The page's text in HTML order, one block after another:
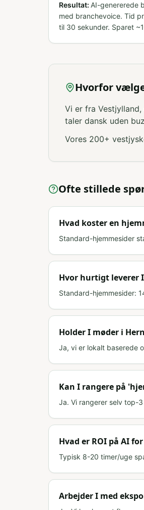
Resultat: AI-genererede
med branchevoice. Tid
til 30 sekunder. Sparet
Hvorfor
Vi er fra
taler dansk uden
Vores 200+
Ofte stillede
Hvad koster en
Standard-hjemmesider
Hvor hurtigt leverer
Standard-hjemmesider:
Holder I møder i
Ja, vi er lokalt baserede
Kan I rangere på
Ja. Vi rangerer selv top-
Hvad er ROI på AI
Typisk 8-20 timer/uge
Arbejder I med